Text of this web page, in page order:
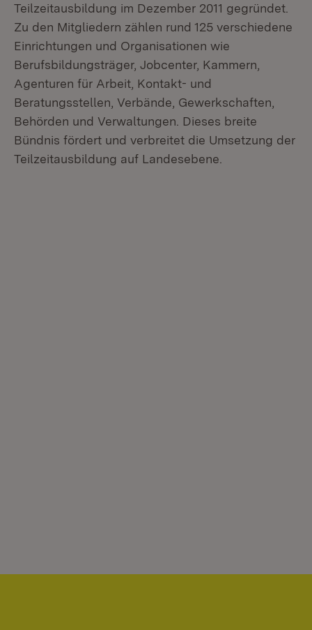
Teilzeitausbildung im Dezember 2011 gegründet.
Zu den Mitgliedern zählen rund 125 verschiedene
Einrichtungen und Organisationen wie
Berufsbildungsträger, Jobcenter, Kammern,
Agenturen für Arbeit, Kontakt- und
Beratungsstellen, Verbände, Gewerkschaften,
Behörden und Verwaltungen. Dieses breite
Bündnis fördert und verbreitet die Umsetzung der
Teilzeitausbildung auf Landesebene.